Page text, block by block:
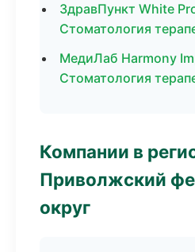
ЗдравПункт White
Стоматология
МедиЛаб Harmony
Стоматология
Компании в
Приволжский
округ